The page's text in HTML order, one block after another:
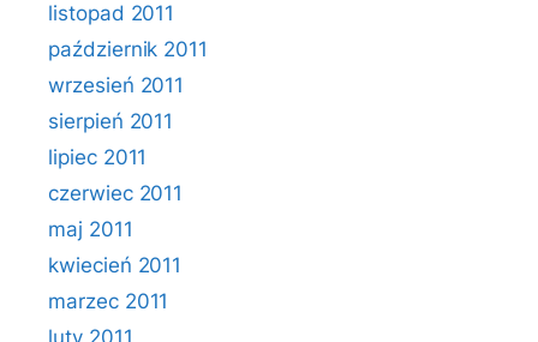
listopad 2011
październik 2011
wrzesień 2011
sierpień 2011
lipiec 2011
czerwiec 2011
maj 2011
kwiecień 2011
marzec 2011
luty 2011